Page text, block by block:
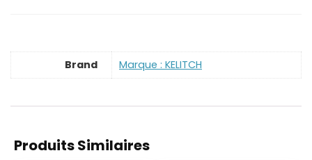
Brand Marque : KELITCH
Produits Similaires